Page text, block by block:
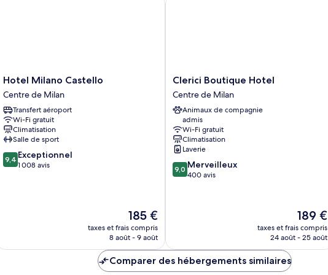
Hotel
Milano
Castello
Centre
de
Milan
Hotel Milano Castello
Centre de Milan
Transfert aéroport
Wi-Fi gratuit
Climatisation
Salle de sport
9.4
sur
9,4 Exceptionnel
1 008 avis
Le
nouveau
prix
de
185 €
185 €
taxes et frais compris
8 août - 9 août
Clerici
Boutique
Hotel
Centre
Milan
Clerici Boutique Hotel
Centre de Milan
Animaux de compagnie
admis
Wi-Fi gratuit
Climatisation
Laverie
9.0
sur
9,0 Merveilleux
400 avis
Le
nouveau
prix
189 €
taxes et frais compris
24 août - 25 août
Comparer des hébergements similaires